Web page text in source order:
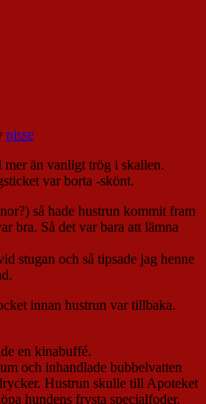
nisse
än vanligt trög i skallen.
var borta -skönt.
så hade hustrun kommit fram
bra. Så det var bara att lämna
stugan och så tipsade jag henne
innan hustrun var tillbaka.
en kinabuffé.
och inhandlade bubbelvatten
Hustrun skulle till Apoteket
hundens frysta specialfoder.